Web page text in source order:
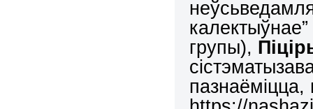
групы),